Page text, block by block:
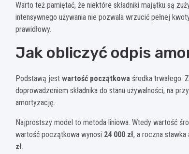
Warto też pamiętać, że niektóre składniki majątku są
intensywnego używania nie pozwala wrzucić pełnej
prawidłowy.
Jak obliczyć odpis
Podstawą jest wartość początkowa środka trwałego.
doprowadzeniem składnika do stanu używalności, na
amortyzację.
Najprostszy model to metoda liniowa. Wtedy wartość
wartość początkowa wynosi 24 000 zł, a roczna
zł.